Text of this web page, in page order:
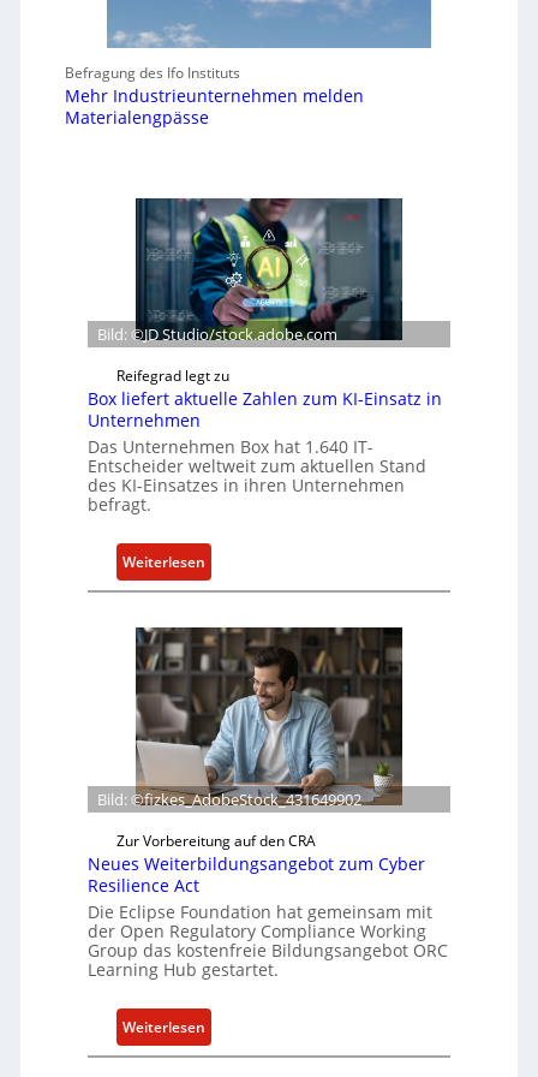
Befragung des Ifo Instituts
Mehr Industrieunternehmen melden
Materialengpässe
Bild: ©JD Studio/stock.adobe.com
Reifegrad legt zu
Box liefert aktuelle Zahlen zum KI-Einsatz in
Unternehmen
Das Unternehmen Box hat 1.640 IT-
Entscheider weltweit zum aktuellen Stand
des KI-Einsatzes in ihren Unternehmen
befragt.
Weiterlesen:
B
x
l
e
f
e
r
t
a
k
u
e
l
e
Z
Bild: ©fizkes_AdobeStock_431649902
Zur Vorbereitung auf den CRA
Neues Weiterbildungsangebot zum Cyber
Resilience Act
Die Eclipse Foundation hat gemeinsam mit
der Open Regulatory Compliance Working
Group das kostenfreie Bildungsangebot ORC
Learning Hub gestartet.
Weiterlesen:
N